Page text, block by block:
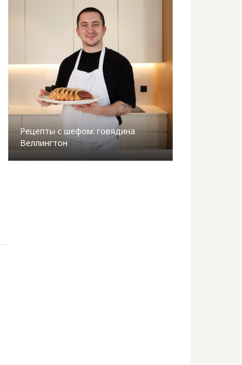
Рецепты с шефом: говядина
Веллингтон